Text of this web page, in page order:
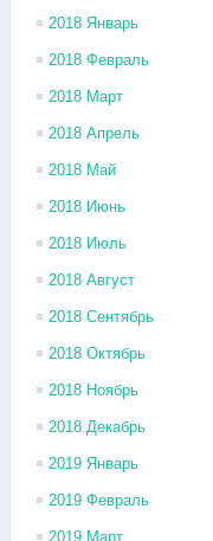
2018 Январь
2018 Февраль
2018 Март
2018 Апрель
2018 Май
2018 Июнь
2018 Июль
2018 Август
2018 Сентябрь
2018 Октябрь
2018 Ноябрь
2018 Декабрь
2019 Январь
2019 Февраль
2019 Март